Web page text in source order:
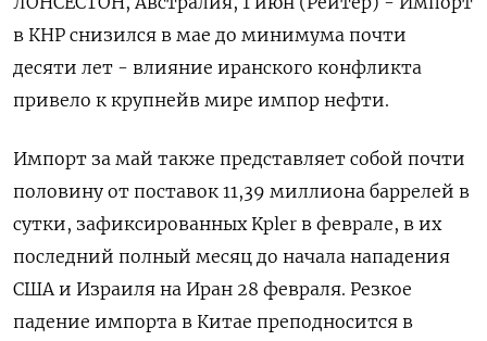
в КНР снизился в мае до минимума почти
десяти лет - влияние иранского конфликта
привело к крупнейв мире импор нефти.
Импорт за май также представляет собой почти
половину от поставок 11,39 ‌миллиона баррелей в
сутки, зафиксированных Kpler в феврале, в их
последний полный месяц до начала нападения
США и Израиля на Иран 28 февраля. Резкое
падение импорта в Китае преподносится в